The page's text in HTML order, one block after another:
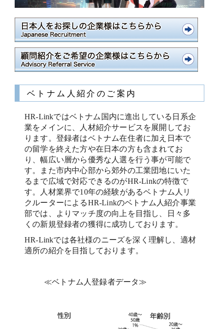
ベトナム人紹介のご案内
HR-Linkではベトナム国内に進出している日系企
業をメインに、人材紹介サービスを展開してお
ります。登録者はベトナム在住者に加え日本で
の留学を終えた方や在日本の方も含まれてお
り、幅広い層から優秀な人選を行う事が可能で
す。また市内中心部から郊外の工業団地にいた
るまで広域で対応できるのがHR-Linkの特徴で
す。人材業界で10年の経験があるベトナム人リ
クルーターによるHR-Linkのベトナム人紹介事業
部では、よりマッチ度の向上を目指し、日々多
くの新規登録者の獲得に成功しております。
HR-Linkでは各社様のニーズを深く理解し、適材
適所の紹介を目指しております。
≪ベトナム人登録者データ≫